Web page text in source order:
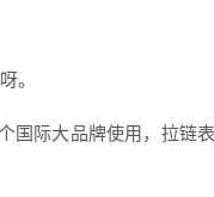
。
国际大品牌使用，拉链表